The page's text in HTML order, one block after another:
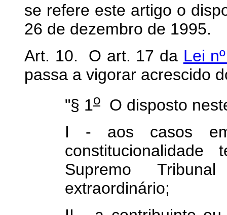
se refere este artigo o
26 de dezembro de 1995.
Art. 10. O art. 17 da Lei
passa a vigorar acrescido
"§ 1o O disposto
I - aos casos
Supremo
extraordinário;